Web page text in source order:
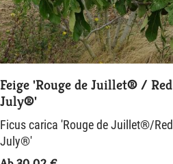
Feige 'Rouge de Juillet® / Red
July®'
Ficus carica 'Rouge de Juillet®/Red
July®'